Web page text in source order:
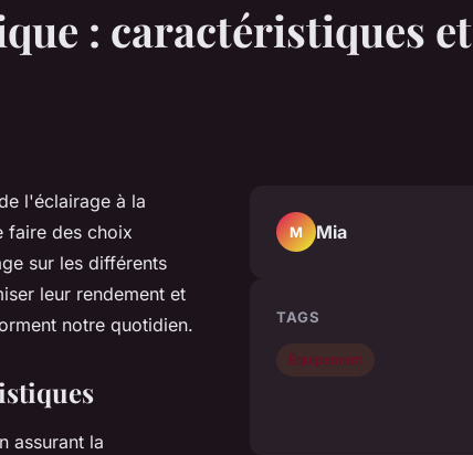
: caractéristiques et
l'éclairage à la
faire des choix
sur les différents
leur rendement et
notre quotidien.
assurant la
M Mia
TAGS
Équipement